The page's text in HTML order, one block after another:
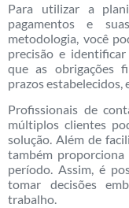
Para utilizar a
pagamentos e
metodologia, você
precisão e
que as obrigações
prazos
Profissionais de
múltiplos clientes
solução. Além de
também proporciona
período. Assim, é
tomar decisões
trabalho.